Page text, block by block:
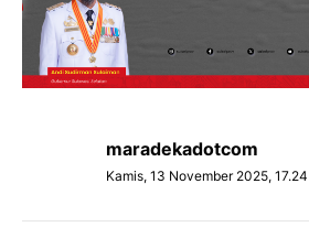
maradekadotcom
Kamis, 13 November 2025, 17.24